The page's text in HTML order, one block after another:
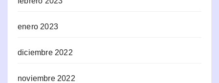
enero 2023
diciembre 2022
noviembre 2022